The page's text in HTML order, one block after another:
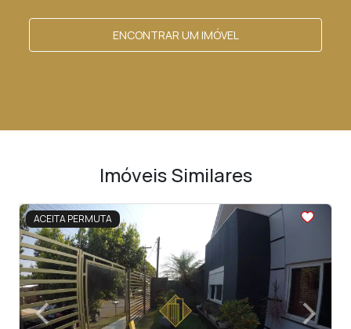
ENCONTRAR UM IMÓVEL
Imóveis Similares
ACEITA PERMUTA
<<<<
‹Previous ›
Next